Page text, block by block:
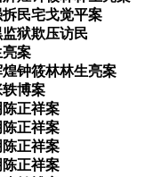
民宅戈觉平案
狱欺压访民
案
钟筱林林生亮案
博案
正祥案
正祥案
正祥案
正祥案